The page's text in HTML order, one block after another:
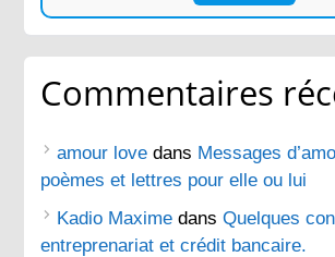
Commentaires
amour love dans Messages
poèmes et lettres pour elle ou lui
Kadio Maxime dansQuelques
entreprenariat et crédit bancaire.